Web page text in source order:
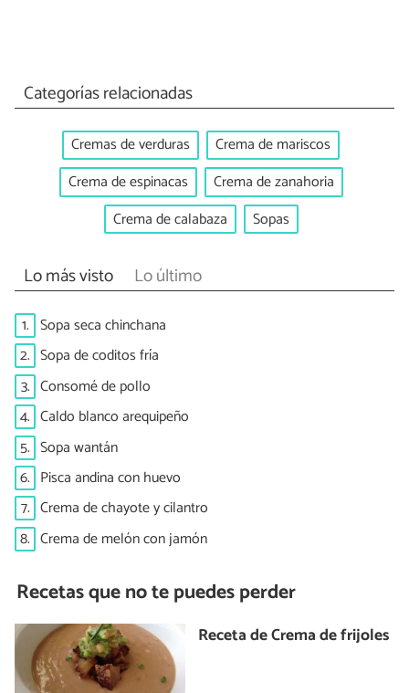
Categorías relacionadas
Cremas de verduras
Crema de mariscos
Crema de espinacas
Crema de zanahoria
Crema de calabaza
Sopas
Lo más visto Lo último
1. Sopa seca chinchana
2. Sopa de coditos fría
3. Consomé de pollo
4. Caldo blanco arequipeño
5. Sopa wantán
6. Pisca andina con huevo
7. Crema de chayote y cilantro
8. Crema de melón con jamón
Recetas que no te puedes perder
Receta de Crema de frijoles